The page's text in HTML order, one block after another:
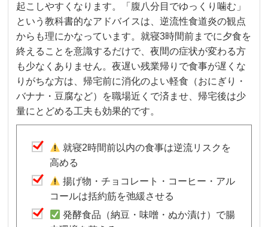
起こしやすくなります。「腹八分目でゆっくり噛む」
という教科書的なアドバイスは、逆流性食道炎の観点
からも理にかなっています。就寝3時間前までに夕食を
終えることを意識するだけで、夜間の症状が変わる方
も少なくありません。夜遅い残業帰りで食事が遅くな
りがちな方は、帰宅前に消化のよい軽食（おにぎり・
バナナ・豆腐など）を職場近くで済ませ、帰宅後は少
量にとどめる工夫も効果的です。
就寝2時間前以内の食事は逆流リスクを
高める
揚げ物・チョコレート・コーヒー・アル
コールは括約筋を弛緩させる
発酵食品（納豆・味噌・ぬか漬け）で腸